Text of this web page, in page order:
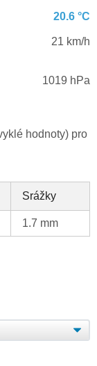
20.6 °C
21 km/h
1019 hPa
hodnoty) pro
Srážky
1.7 mm